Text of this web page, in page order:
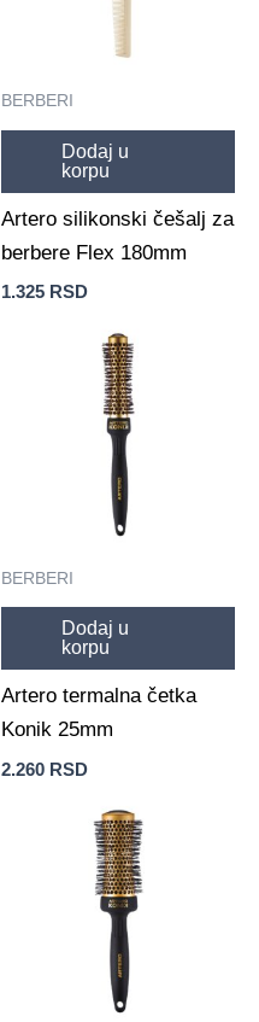
BERBERI
Dodaj u
korpu
Artero silikonski češalj za
berbere Flex 180mm
1.325 RSD
BERBERI
Dodaj u
korpu
Artero termalna četka
Konik 25mm
2.260 RSD